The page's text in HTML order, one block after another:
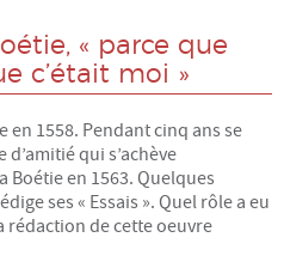
« parce que
c’était moi »
1558. Pendant cinq ans se
qui s’achève
Boétie en 1563. Quelques
ses « Essais ». Quel rôle a eu
rédaction de cette oeuvre